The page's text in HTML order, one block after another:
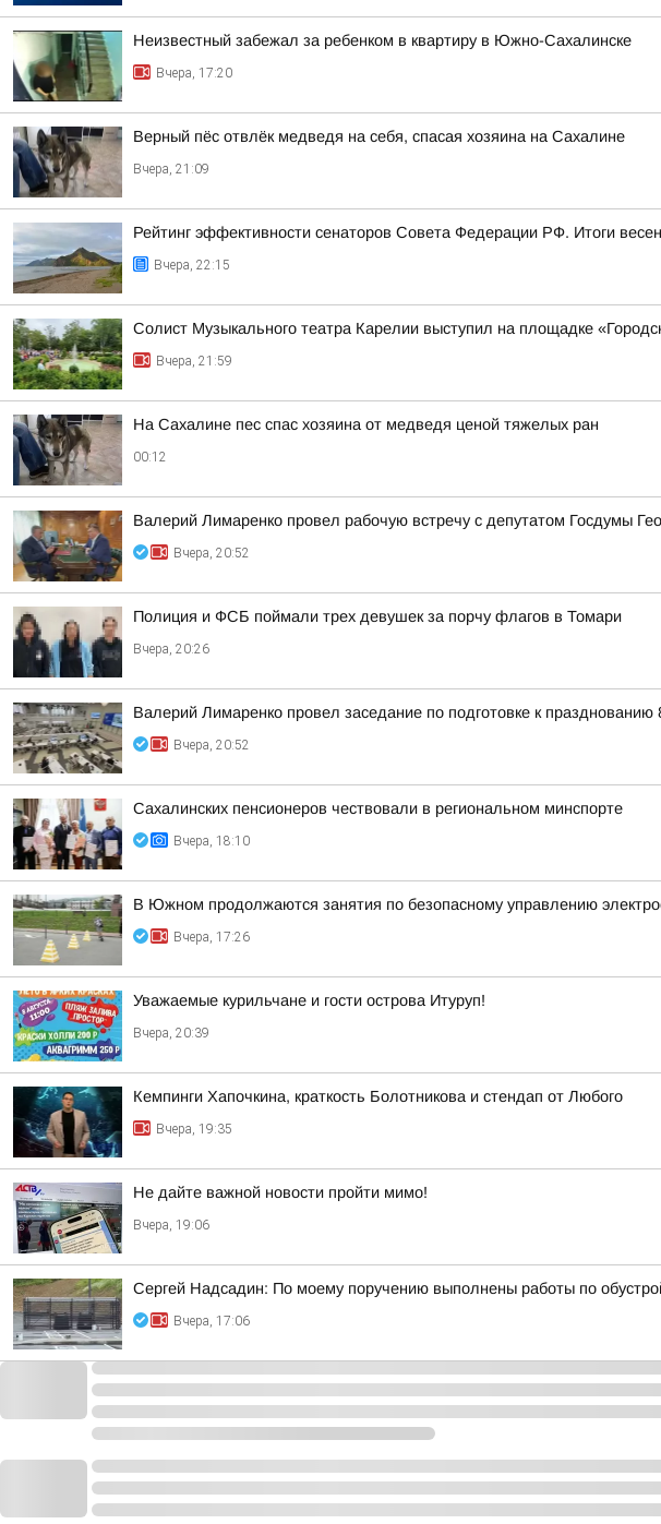
Неизвестный забежал за ребенком в квартиру в Южно-Сахалинске
Вчера, 17:20
Верный пёс отвлёк медведя на себя, спасая хозяина на Сахалине
Вчера, 21:09
Рейтинг эффективности сенаторов Совета Федерации РФ. Итоги
Вчера, 22:15
Солист Музыкального театра Карелии выступил на площадке
Вчера, 21:59
На Сахалине пес спас хозяина от медведя ценой тяжелых ран
00:12
Валерий Лимаренко провел рабочую встречу с депутатом Госдумы
Вчера, 20:52
Полиция и ФСБ поймали трех девушек за порчу флагов в Томари
Вчера, 20:26
Валерий Лимаренко провел заседание по подготовке к празднованию
Вчера, 20:52
Сахалинских пенсионеров чествовали в региональном минспорте
Вчера, 18:10
В Южном продолжаются занятия по безопасному управлению
Вчера, 17:26
Уважаемые курильчане и гости острова Итуруп!
Вчера, 20:39
Кемпинги Хапочкина, краткость Болотникова и стендап от Любого
Вчера, 19:35
Не дайте важной новости пройти мимо!
Вчера, 19:06
Сергей Надсадин: По моему поручению выполнены работы по
Вчера, 17:06